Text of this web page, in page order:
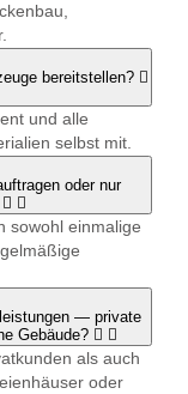
bereitstellen?
und alle
selbst mit.
oder nur
sowohl einmalige
— private
Gebäude?
als auch
oder